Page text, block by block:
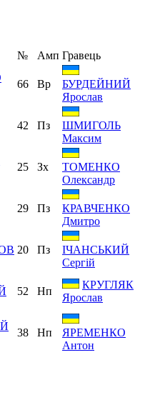
№ Амп Гравець
66 Вр
БУРДЕЙНИЙ
Ярослав
42 Пз
ШМИГОЛЬ
Максим
25 Зх
ТОМЕНКО
Олександр
29 Пз
КРАВЧЕНКО
Дмитро
20 Пз
ІЧАНСЬКИЙ
Сергій
52 Нп
КРУГЛЯК
Ярослав
38 Нп
ЯРЕМЕНКО
Антон